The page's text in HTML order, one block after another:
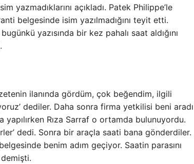
yazmadıklarını açıkladı. Patek Philippe’le
belgesinde isim yazılmadığını teyit etti.
yazısında bir kez pahalı saat aldığını
ilanında gördüm, çok beğendim, ilgili
dediler. Daha sonra firma yetkilisi beni aradı
yapılırken Rıza Sarraf o ortamda bulunuyordu.
dedi. Sonra bir araçla saati bana gönderdiler.
benim adım geçiyor. Saatin parasını